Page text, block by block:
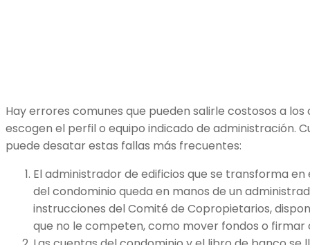
Hay errores comunes que pueden salirle costosos a
escogen el perfil o equipo indicado de administración.
puede desatar estas fallas más frecuentes:
El administrador de edificios que se transforma en
del condominio queda en manos de un
instrucciones del Comité de Copropietarios,
que no le competen, como mover fondos o firmar